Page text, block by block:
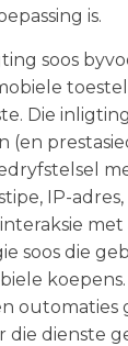
is.
soos
Die
(en
IP-
met
soos die
outomaties
die dienste